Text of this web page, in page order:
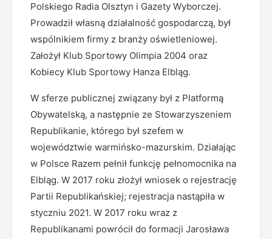
Polskiego Radia Olsztyn i Gazety Wyborczej.
Prowadził własną działalność gospodarczą, był
wspólnikiem firmy z branży oświetleniowej.
Założył Klub Sportowy Olimpia 2004 oraz
Kobiecy Klub Sportowy Hanza Elbląg.
W sferze publicznej związany był z Platformą
Obywatelską, a następnie ze Stowarzyszeniem
Republikanie, którego był szefem w
województwie warmińsko-mazurskim. Działając
w Polsce Razem pełnił funkcję pełnomocnika na
Elbląg. W 2017 roku złożył wniosek o rejestrację
Partii Republikańskiej; rejestracja nastąpiła w
styczniu 2021. W 2017 roku wraz z
Republikanami powrócił do formacji Jarosława